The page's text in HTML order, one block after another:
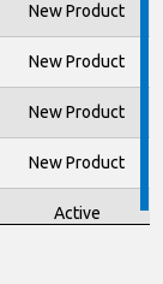
New Product
New Product
New Product
New Product
Active